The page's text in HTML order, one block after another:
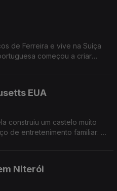
de Ferreira e vive na Suíça
começou a criar
EUA
construiu um castelo muito
de entretenimento familiar: o
Niterói